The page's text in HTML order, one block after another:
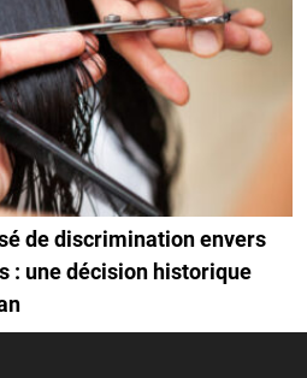
de discrimination envers
: une décision historique